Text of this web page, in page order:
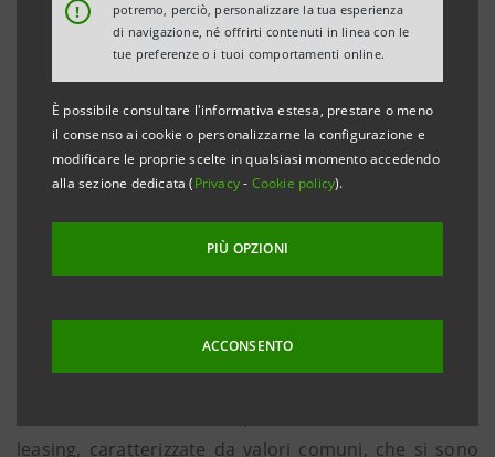
!
potremo, perciò, personalizzare la tua esperienza
di navigazione, né offrirti contenuti in linea con le
tue preferenze o i tuoi comportamenti online.
È possibile consultare l'informativa estesa, prestare o meno
il consenso ai cookie o personalizzarne la configurazione e
modificare le proprie scelte in qualsiasi momento accedendo
alla sezione dedicata (Privacy- Cookie policy).
PIÙ OPZIONI
ACCONSENTO
Milano, 4 gennaio 2008– Dal 1°gennaio 2008 è
operativa Leasint SpA, la società di Leasing del
Gruppo Intesa Sanpaolo nata dalla fusione per
incorporazione di Sanpaolo Leasint SpA in Intesa
Leasing Spa.
Con un portafoglio di oltre 70.000 clienti e €16
leasing, caratterizzate da valori comuni, che si sono